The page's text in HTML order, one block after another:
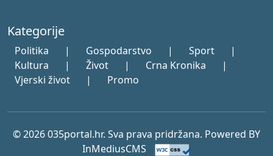
Kategorije
Politika | Gospodarstvo | Sport
|
Kultura
| Život | Crna Kronika
|
Vjerski život
| Promo
© 2026 035portal.hr. Sva prava pridržana. Powered BY
InMediusCMS